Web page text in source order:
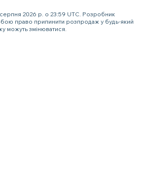
2026 р. о 23:59 UTC. Розробник
право припинити розпродаж у будь-який
можуть змінюватися.